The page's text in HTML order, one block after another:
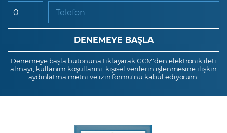
Telefon
Denemeye başla butonuna tıklayarak GCM'den elektronik ileti
almayı, kullanım koşullarını , kişisel verilerin işlenmesine ilişkin
aydınlatma metni ve izin formu'nu kabul ediyorum.